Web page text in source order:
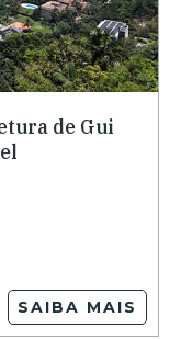
de Gui
SAIBA MAIS